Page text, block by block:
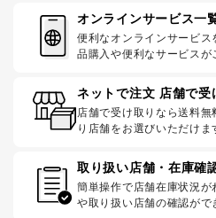
オンラインサービス一
便利なオンラインサービ
品購入や便利なサービスが
ネットで注文 店舗で受
店舗で受け取りなら送料
り店舗をお選びいただけま
取り扱い店舗・在庫確
簡単操作で店舗在庫状況
や取り扱い店舗の確認がで